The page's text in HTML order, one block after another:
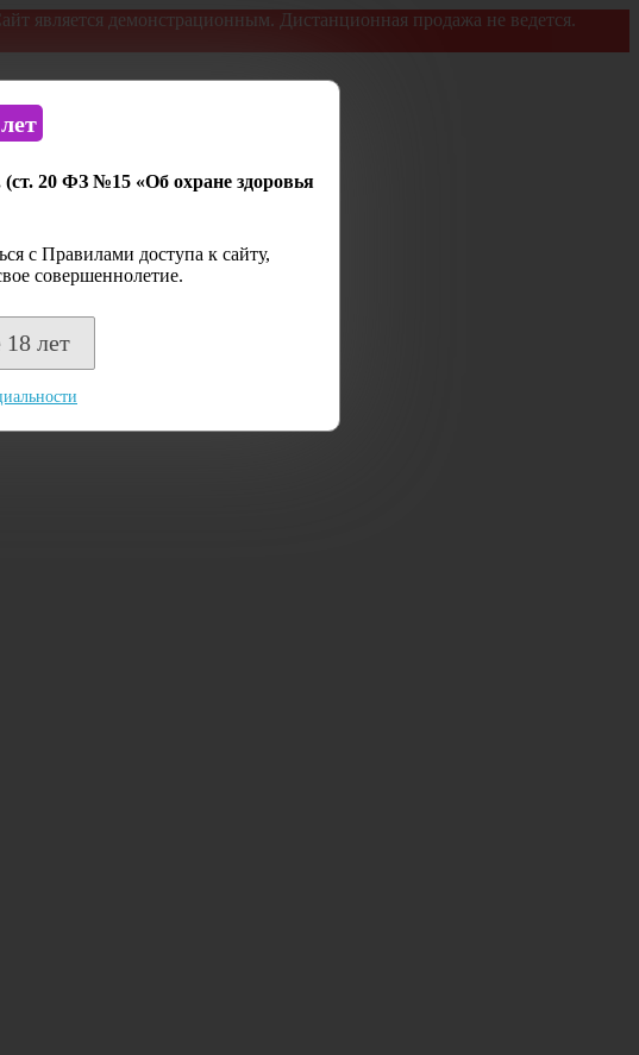
является демонстрационным. Дистанционная продажа не ведется.
20 ФЗ №15 «Об охране здоровья
с Правилами доступа к сайту,
совершеннолетие.
лет